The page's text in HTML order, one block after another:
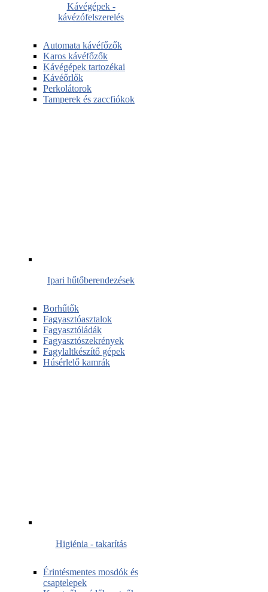
Kávégépek -
kávézófelszerelés
Automata kávéfőzők
Karos kávéfőzők
Kávégépek tartozékai
Kávéőrlők
Perkolátorok
Tamperek és zaccfiókok
Ipari hűtőberendezések
Borhűtők
Fagyasztóasztalok
Fagyasztóládák
Fagyasztószekrények
Fagylaltkészítő gépek
Húsérlelő kamrák
Higiénia - takarítás
Érintésmentes mosdók és
csaptelepek